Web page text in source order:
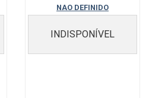
NAO DEFINIDO
INDISPONÍVEL